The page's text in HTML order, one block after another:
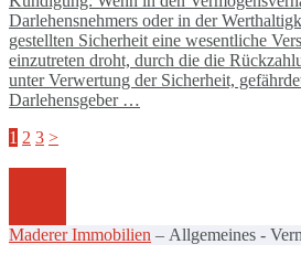
Darlehensnehmers oder in der
gestellten Sicherheit eine wesentliche
einzutreten droht, durch die die
unter Verwertung der Sicherheit,
Darlehensgeber …
1 2 3 >
Maderer Immobilien – Allgemeines -